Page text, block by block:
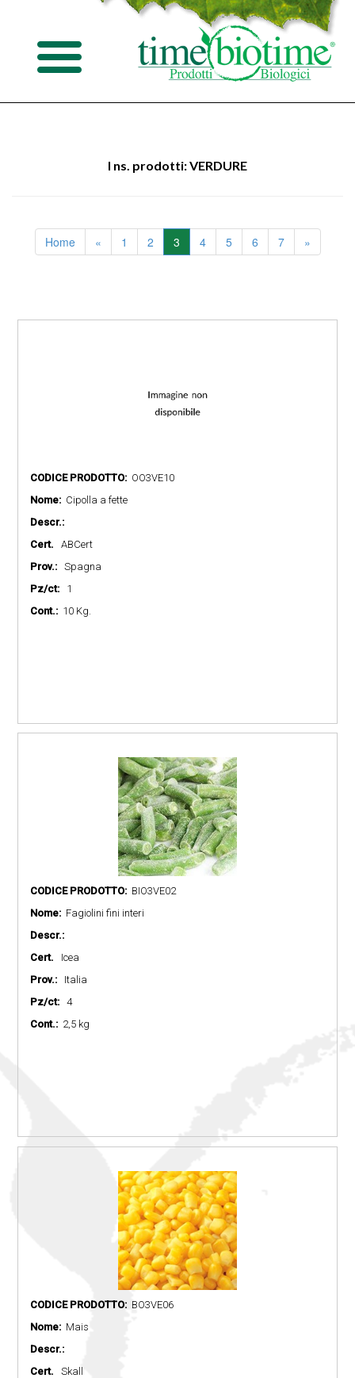
I ns. prodotti: VERDURE
Home « 1 2 3 4 5 6 7 »
CODICE PRODOTTO: OO3VE10
Nome: Cipolla a fette
Descr.:
Cert. ABCert
Prov.: Spagna
Pz/ct: 1
Cont.: 10 Kg.
CODICE PRODOTTO: BIO3VE02
Nome: Fagiolini fini interi
Descr.:
Cert. Icea
Prov.: Italia
Pz/ct: 4
Cont.: 2,5 kg
CODICE PRODOTTO: BO3VE06
Nome: Mais
Descr.:
Cert. Skall